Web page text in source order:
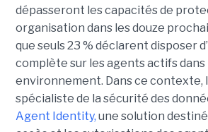
dépasseront les capacités de
organisation dans les douze
que seuls 23 % déclarent disposer
complète sur les agents actifs dans
environnement. Dans ce
spécialiste de la sécurité des
Agent Identity, une solution